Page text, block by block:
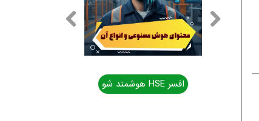
افسر HSE هوشمند شو